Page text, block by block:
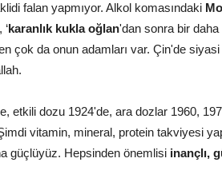
falan yapmıyor. Alkol komasındaki
karanlık kukla oğlan'dan sonra bir
çok da onun adamları var. Çin'de
etkili dozu 1924'de, ara dozlar 1960,
vitamin, mineral, protein takviyesi
güçlüyüz. Hepsinden önemlisi inançlı,